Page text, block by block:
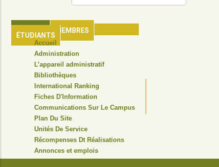
ACCUEIL MEMBRES
ÉTUDIANTS
HEADER
NAVIGATION
Accueil
Administration
L’appareil administratif
Bibliothèques
International Ranking
Fiches D'Information
Communications Sur Le Campus
Plan Du Site
Unités De Service
Récompenses Dt Réalisations
Annonces et emplois